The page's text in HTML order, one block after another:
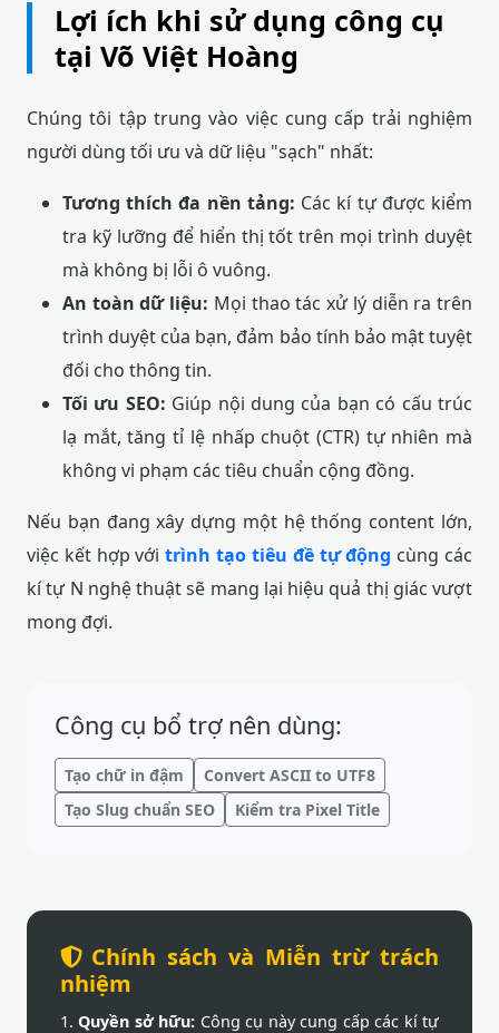
Lợi ích khi sử dụng công cụ
tại Võ Việt Hoàng
Chúng tôi tập trung vào việc cung cấp trải nghiệm
người dùng tối ưu và dữ liệu "sạch" nhất:
Tương thích đa nền tảng: Các kí tự được kiểm
tra kỹ lưỡng để hiển thị tốt trên mọi trình duyệt
mà không bị lỗi ô vuông.
An toàn dữ liệu: Mọi thao tác xử lý diễn ra trên
trình duyệt của bạn, đảm bảo tính bảo mật tuyệt
đối cho thông tin.
Tối ưu SEO: Giúp nội dung của bạn có cấu trúc
lạ mắt, tăng tỉ lệ nhấp chuột (CTR) tự nhiên mà
không vi phạm các tiêu chuẩn cộng đồng.
Nếu bạn đang xây dựng một hệ thống content lớn,
việc kết hợp vớitrình tạo tiêu đề tự động cùng các
kí tự N nghệ thuật sẽ mang lại hiệu quả thị giác vượt
mong đợi.
Công cụ bổ trợ nên dùng:
Tạo chữ in đậm
Convert ASCII to UTF8
Tạo Slug chuẩn SEO
Kiểm tra Pixel Title
Chính sách và Miễn trừ trách
nhiệm
1.Quyền sở hữu: Công cụ này cung cấp các kí tự